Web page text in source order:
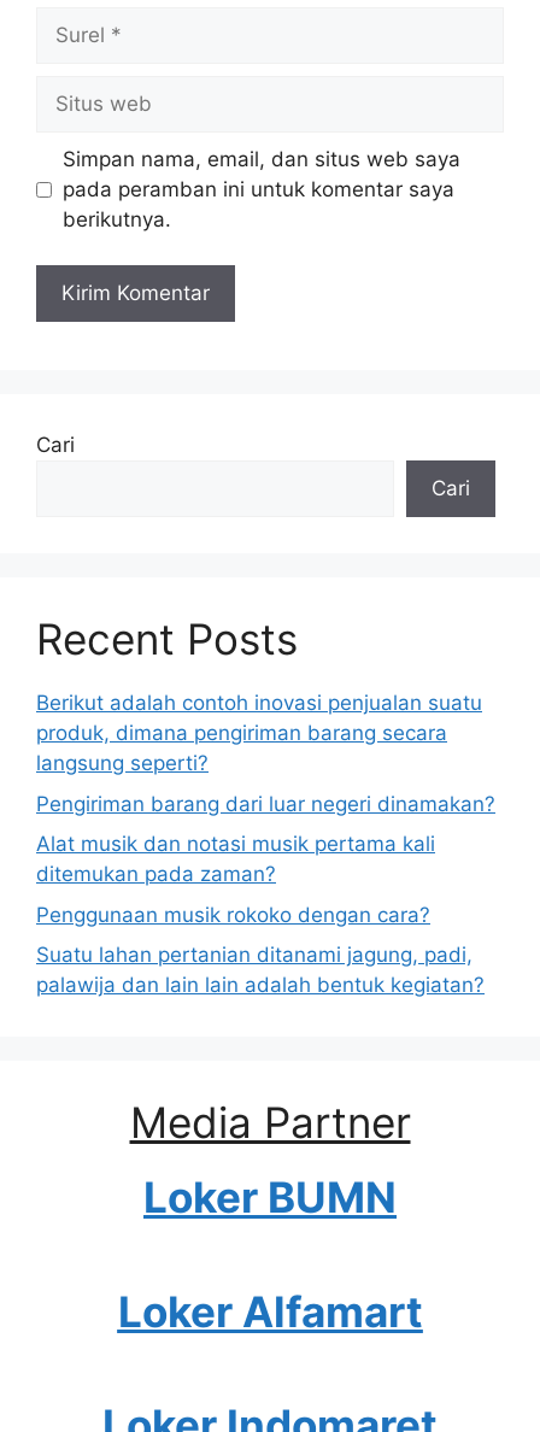
web
Simpan nama, email, dan situs web saya
pada peramban ini untuk komentar saya
berikutnya.
Cari
Cari
Recent Posts
Berikut adalah contoh inovasi penjualan suatu
produk, dimana pengiriman barang secara
langsung seperti?
Pengiriman barang dari luar negeri dinamakan?
Alat musik dan notasi musik pertama kali
ditemukan pada zaman?
Penggunaan musik rokoko dengan cara?
Suatu lahan pertanian ditanami jagung, padi,
palawija dan lain lain adalah bentuk kegiatan?
Media Partner
Loker BUMN
Loker Alfamart